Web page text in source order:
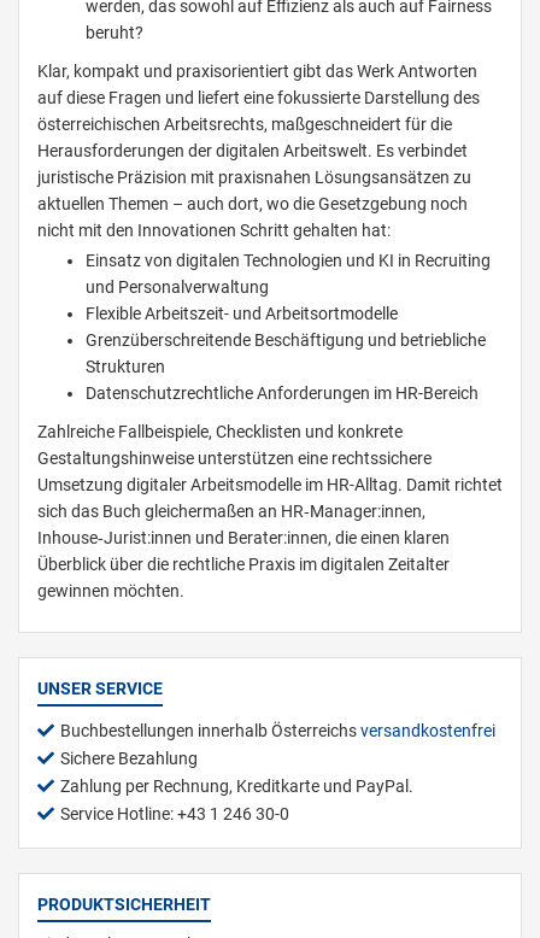
werden, das sowohl auf Effizienz als auch auf Fairness
beruht?
Klar, kompakt und praxisorientiert gibt das Werk Antworten
auf diese Fragen und liefert eine fokussierte Darstellung des
österreichischen Arbeitsrechts, maßgeschneidert für die
Herausforderungen der digitalen Arbeitswelt. Es verbindet
juristische Präzision mit praxisnahen Lösungsansätzen zu
aktuellen Themen – auch dort, wo die Gesetzgebung noch
nicht mit den Innovationen Schritt gehalten hat:
Einsatz von digitalen Technologien und KI in Recruiting
und Personalverwaltung
Flexible Arbeitszeit- und Arbeitsortmodelle
Grenzüberschreitende Beschäftigung und betriebliche
Strukturen
Datenschutzrechtliche Anforderungen im HR-Bereich
Zahlreiche Fallbeispiele, Checklisten und konkrete
Gestaltungshinweise unterstützen eine rechtssichere
Umsetzung digitaler Arbeitsmodelle im HR-Alltag. Damit richtet
sich das Buch gleichermaßen an HR‑Manager:innen,
Inhouse‑Jurist:innen und Berater:innen, die einen klaren
Überblick über die rechtliche Praxis im digitalen Zeitalter
gewinnen möchten.
UNSER SERVICE
Buchbestellungen innerhalb Österreichsversandkostenfrei
Sichere Bezahlung
Zahlung per Rechnung, Kreditkarte und PayPal.
Service Hotline: +43 1 246 30-0
PRODUKTSICHERHEIT